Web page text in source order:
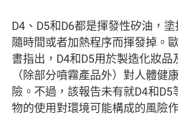
D4、D5和D6都是揮發性矽油，
隨時間或者加熱程序而揮發掉。
書指出，D4和D5用於製造化妝品
（除部分噴霧產品外）對人體健
險。不過，該報告未有就D4和D5
物的使用對環境可能構成的風險